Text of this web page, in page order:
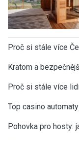
Proč si stále více
Kratom a
Proč si stále více
Top casino
Pohovka pro hosty: